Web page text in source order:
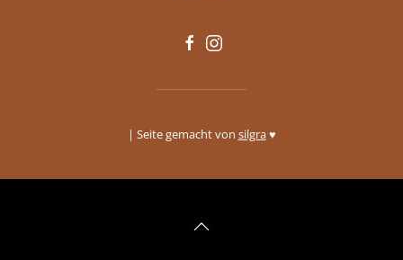
| Seite gemacht von silgra♥